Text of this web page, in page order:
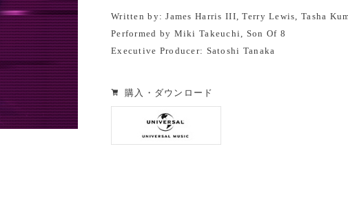
Written by: James Harris III, Terry Lewis, Tasha
Performed by Miki Takeuchi, Son Of 8
Executive Producer: Satoshi Tanaka
購入・ダウンロード